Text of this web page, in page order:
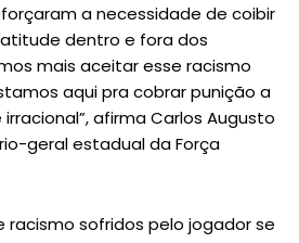
a necessidade de coibir
dentro e fora dos
mais aceitar esse racismo
aqui pra cobrar punição a
afirma Carlos Augusto
geral estadual da Força
racismo sofridos pelo jogador se